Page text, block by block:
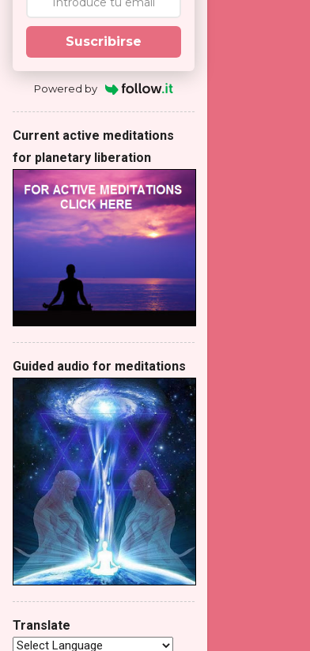
Suscribirse
Powered by
Current active meditations
for planetary liberation
Guided audio for meditations
Translate